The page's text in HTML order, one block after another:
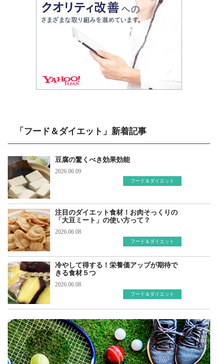
「フード＆ダイエット」新着記事
豆腐の驚くべき効果効能
2026.06.09
フード＆ダイエット
注目のダイエット食材！お肉そっくりの
「大豆ミート」の使い方って？
2026.06.08
フード＆ダイエット
冷やして得する！栄養価アップが期待で
きる食材５つ
2026.06.08
フード＆ダイエット